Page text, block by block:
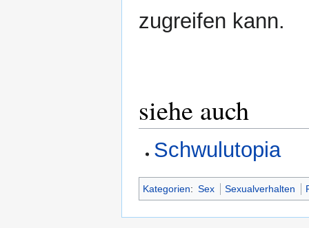
zugreifen kann.
siehe auch
Schwulutopia
Kategorien: Sex Sexualverhalten